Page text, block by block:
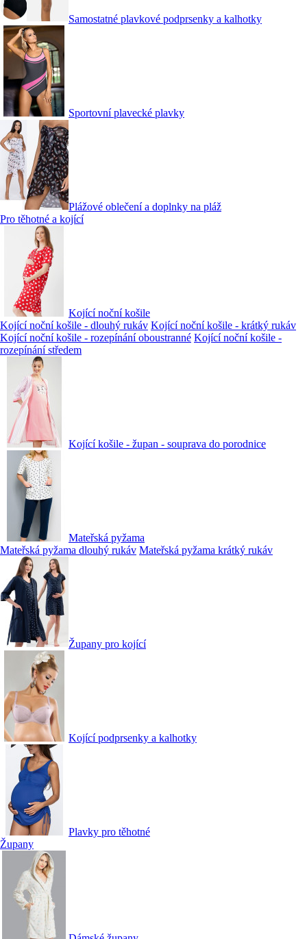
Samostatné plavkové podprsenky a kalhotky
Sportovní plavecké plavky
Plážové oblečení a doplnky na pláž
Pro těhotné a kojící
Kojící noční košile
Kojící noční košile - dlouhý rukáv Kojící noční košile - krátký rukáv
Kojící noční košile - rozepínání oboustranné Kojící noční košile -
rozepínání středem
Kojící košile - župan - souprava do porodnice
Mateřská pyžama
Mateřská pyžama dlouhý rukáv Mateřská pyžama krátký rukáv
Župany pro kojící
Kojící podprsenky a kalhotky
Plavky pro těhotné
Župany